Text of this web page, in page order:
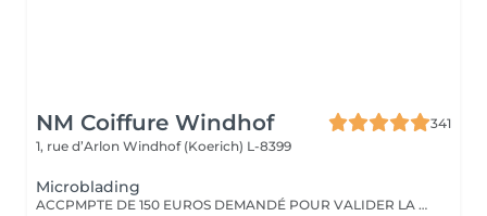
NM Coiffure Windhof
341
1, rue d’Arlon Windhof (Koerich) L-8399
Microblading
ACCPMPTE DE 150 EUROS DEMANDÉ POUR VALIDER LA PRESTATION. EN CAS D'ANNULATION, MERCI D'APPELER L'INSTITUT AU MOINS 48H À L'AVANCE.